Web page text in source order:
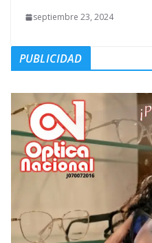
septiembre 23, 2024
PUBLICIDAD